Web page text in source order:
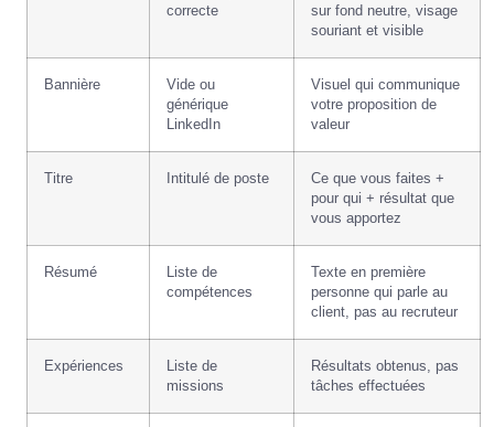
correcte
sur fond neutre, visage
souriant et visible
Bannière
Vide ou
générique
LinkedIn
Visuel qui communique
votre proposition de
valeur
Titre Intitulé de poste
Ce que vous faites +
pour qui + résultat que
vous apportez
Résumé
Liste de
compétences
Texte en première
personne qui parle au
client, pas au recruteur
Expériences
Liste de
missions
Résultats obtenus, pas
tâches effectuées